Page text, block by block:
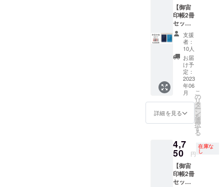
のサイ
ズは6畳
以上～
学校の
教室位
のサイ
ズまで
・天井
の高さ
は２ｍ
以上７
ｍ以下
・コン
を１つ
お借り
な限り
部屋が
暗くな
るのが
理想で
す。 ご
家族が
生れた
日の星
空や記
念日の
星空な
ど、ご
要望に
沿った
番組を
ご用意
いたし
（御宙
印帳
x 横112
ｍｍ x
厚さ140
ｍｍ
重さ約
た」、
オンラ
インプ
ラネタ
リウム
番組の
エンド
ロール
へお名
前を記
載いた
しま
す。
印帳
縦
162mm
ｍｍ x
厚さ140
ｍｍ
重さ約
150g）
護用透
明ビ
ニール
カバー
付 ※数
量限
定 10
セット
小さい
サイズ
の御朱
印帳と
同じ大
す。
x 横112
ｍｍ x
厚さ140
ｍｍ
重さ約
150g）
（オリ
ジナル
ステッ
カー
50mm
x 横
70mm
印可能
※表面保
護用透
明ビ
ニール
カバー
割引
品』 御
宙印帳
（ダー
クブ
ルー）
とオリ
ジナル
ステッ
カーの
数量限
定割引
品で
す。
162mm
x 横112
ｍｍ x
厚さ140
ｍｍ
重さ約
【御宙
印帳2冊
セッ
ト・早
割数量
限定
セッ
ト】
『御宙
印帳
（ダー
クブ
ルー）
（スカ
イブ
ルー）
+オリジ
ナルス
テッ
カーx1
枚・早
期割引
支援
者：
10人
お届
け予
定：
2023
年06
月
詳細を見る
こ
の
リ
タ
ー
ン
を
選
択
す
る
4,7
50 円
在庫な
し
【御宙
印帳2冊
セッ